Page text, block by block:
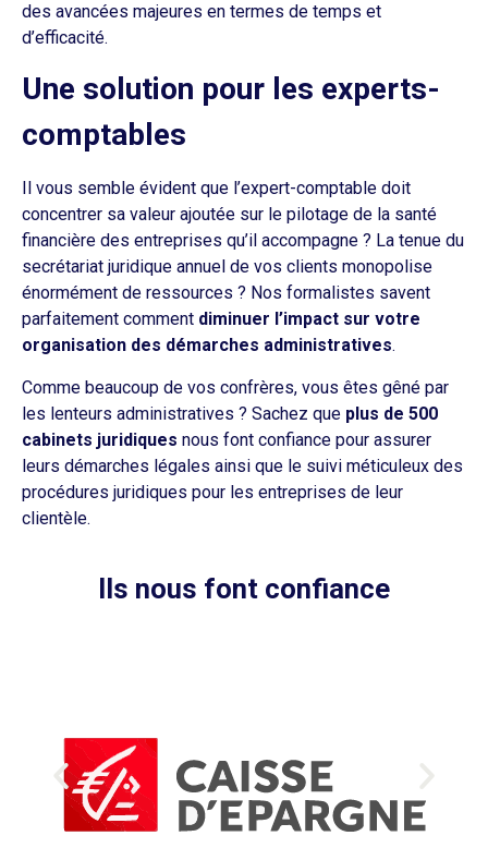
des avancées majeures en termes de temps et
d’efficacité.
Une solution pour les experts-
comptables
Il vous semble évident que l’expert-comptable doit
concentrer sa valeur ajoutée sur le pilotage de la santé
financière des entreprises qu’il accompagne ? La tenue du
secrétariat juridique annuel de vos clients monopolise
énormément de ressources ? Nos formalistes savent
parfaitement comment diminuer l’impact sur votre
organisation des démarches administratives.
Comme beaucoup de vos confrères, vous êtes gêné par
les lenteurs administratives ? Sachez que plus de 500
cabinets juridiques nous font confiance pour assurer
leurs démarches légales ainsi que le suivi méticuleux des
procédures juridiques pour les entreprises de leur
clientèle.
Ils nous font confiance